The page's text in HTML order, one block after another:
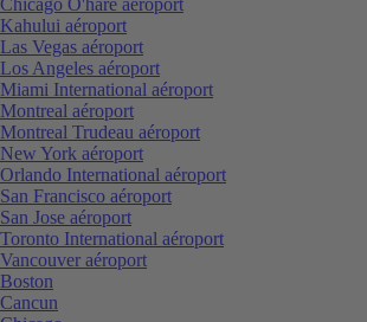
Kahului aéroport
Las Vegas aéroport
Los Angeles aéroport
Miami International aéroport
Montreal aéroport
Montreal Trudeau aéroport
New York aéroport
Orlando International aéroport
San Francisco aéroport
San Jose aéroport
Toronto International aéroport
Vancouver aéroport
Boston
Cancun